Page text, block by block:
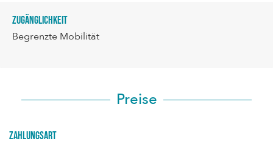
Zugänglichkeit
Begrenzte Mobilität
Preise
Zahlungsart